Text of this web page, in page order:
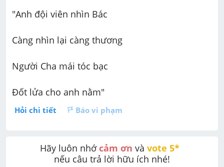
"Anh đội viên nhìn Bác
Càng nhìn lại càng thương
Người Cha mái tóc bạc
Đốt lửa cho anh nằm"
Hỏi chi tiết Báo vi phạm
Hãy luôn nhớ cảm ơn và vote 5*
nếu câu trả lời hữu ích nhé!